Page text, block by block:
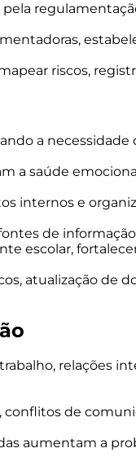
riscos,
a
a saúde
internos e
de
escolar,
atualização de
relações
de
aumentam a